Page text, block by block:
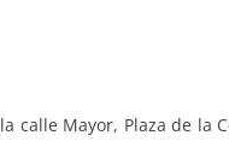
calle Mayor, Plaza de la